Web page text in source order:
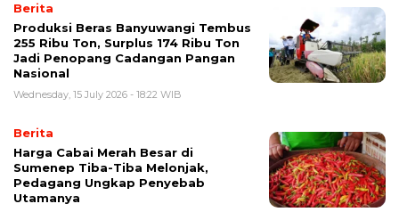
Berita
Produksi Beras Banyuwangi Tembus
255 Ribu Ton, Surplus 174 Ribu Ton
Jadi Penopang Cadangan Pangan
Nasional
Wednesday, 15 July 2026 - 18:22 WIB
Berita
Harga Cabai Merah Besar di
Sumenep Tiba-Tiba Melonjak,
Pedagang Ungkap Penyebab
Utamanya